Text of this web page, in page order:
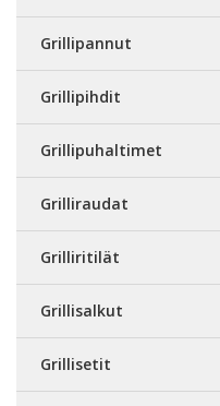
Grillipannut
Grillipihdit
Grillipuhaltimet
Grilliraudat
Grilliritilät
Grillisalkut
Grillisetit